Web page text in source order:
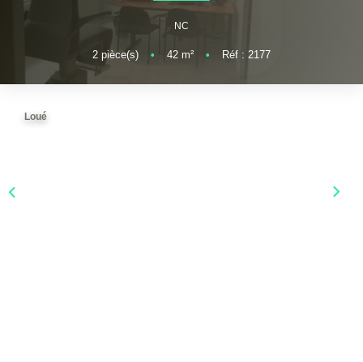
NOS BIENS VENDUS
NOS AGENCES
NC
2 pièce(s) • 42 m² • Réf : 2177
Loué